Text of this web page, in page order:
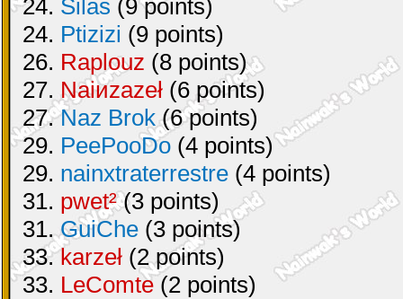
24. Silas (9 points)
24. Ptizizi (9 points)
26. Raplouz (8 points)
27. Naiиzazeł (6 points)
27.Naz Brok(6 points)
29. PeePooDo (4 points)
29. nainxtraterrestre (4 points)
31. pwet²(3 points)
31.GuiChe (3 points)
33.karzeł (2 points)
33. LeComte(2 points)